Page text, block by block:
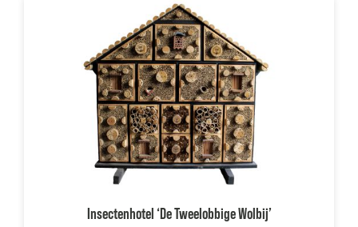
Insectenhotel ‘De Tweelobbige Wolbij’